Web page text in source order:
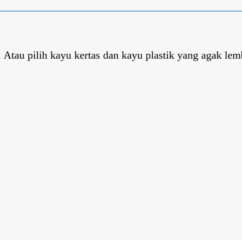
pilih kayu kertas dan kayu plastik yang agak